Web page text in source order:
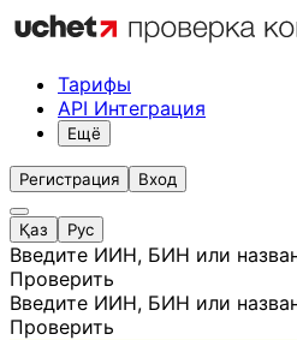
Тарифы
API Интеграция
Ещё
Регистрация Вход
Қаз Рус
Введите ИИН, БИН или
Проверить
Введите ИИН, БИН или
Проверить